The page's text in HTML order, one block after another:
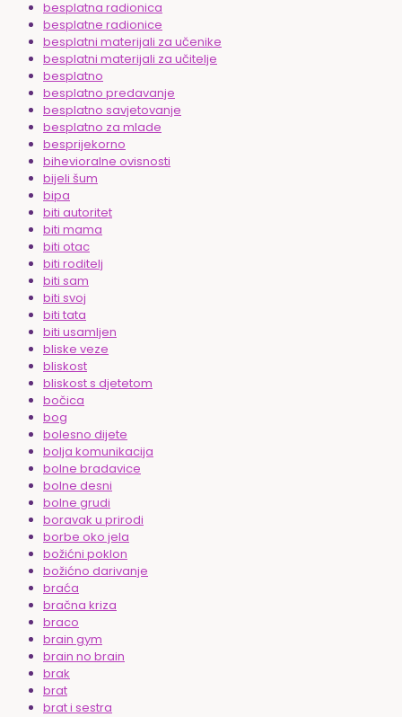
besplatna radionica
besplatne radionice
besplatni materijali za učenike
besplatni materijali za učitelje
besplatno
besplatno predavanje
besplatno savjetovanje
besplatno za mlade
besprijekorno
bihevioralne ovisnosti
bijeli šum
bipa
biti autoritet
biti mama
biti otac
biti roditelj
biti sam
biti svoj
biti tata
biti usamljen
bliske veze
bliskost
bliskost s djetetom
bočica
bog
bolesno dijete
bolja komunikacija
bolne bradavice
bolne desni
bolne grudi
boravak u prirodi
borbe oko jela
božićni poklon
božićno darivanje
braća
bračna kriza
braco
brain gym
brain no brain
brak
brat
brat i sestra